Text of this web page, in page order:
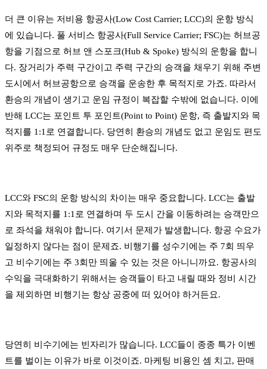
더 큰 이유는 저비용 항공사(Low Cost Carrier; LCC)의 운항 방식
에 있습니다. 풀 서비스 항공사(Full Service Carrier; FSC)는 허브공
항을 기점으로 허브 앤 스포크(Hub & Spoke) 방식의 운항을 합니
다. 장거리가 주력 구간이고 주력 구간의 승객을 채우기 위해 주변
도시에서 허브공항으로 승객을 운송한 후 목적지로 가죠. 따라서
환승의 개념이 생기고 운임 규정이 복잡할 수밖에 없습니다. 이에
반해 LCC는 포인트 투 포인트(Point to Point) 운항, 즉 출발지와 목
적지를 1:1로 연결합니다. 당연히 환승의 개념도 없고 운임도 편도
위주로 책정되어 규정도 매우 단순해집니다.
LCC와 FSC의 운항 방식의 차이는 매우 중요합니다. LCC는 출발
지와 목적지를 1:1로 연결하며 두 도시 간을 이동하려는 승객만으
로 좌석을 채워야 합니다. 여기서 문제가 발생합니다. 항공 수요가
일정하지 않다는 점이 문제죠. 비행기를 성수기에는 주 7회 띄우
고 비수기에는 주 3회만 띄울 수 있는 것은 아니니까요. 항공사의
수익을 극대화하기 위해서는 승객들이 타고 내릴 때와 정비 시간
을 제외하면 비행기는 항상 공중에 떠 있어야 하거든요.
​당연히 비수기에는 빈자리가 많습니다. LCC들이 종종 특가 이벤
트를 벌이는 이유가 바로 이것이죠. 마케팅 비용인 셈 치고, 판매